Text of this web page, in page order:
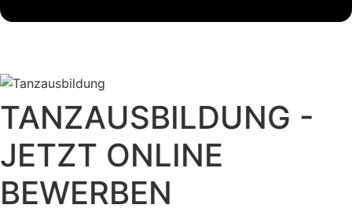
TANZAUSBILDUNG -
JETZT ONLINE
BEWERBEN